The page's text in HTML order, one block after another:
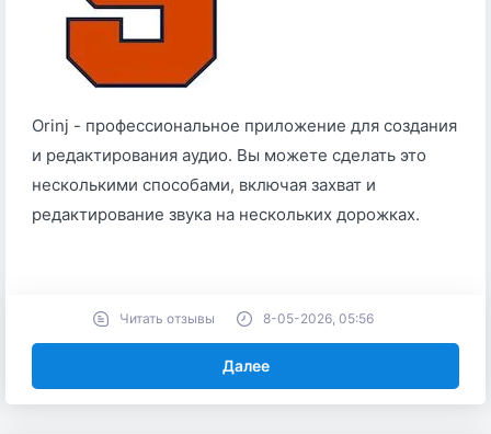
Orinj - ​​профессиональное приложение для создания
и редактирования аудио. Вы можете сделать это
несколькими способами, включая захват и
редактирование звука на нескольких дорожках.
Далее
Читать отзывы 8-05-2026, 05:56